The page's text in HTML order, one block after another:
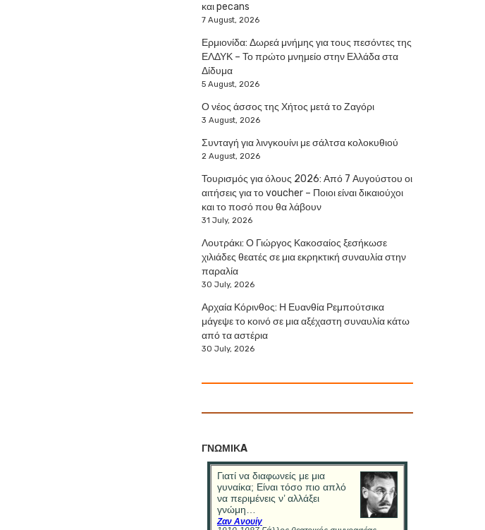
και pecans
7 August, 2026
Ερμιονίδα: Δωρεά μνήμης για τους πεσόντες της
ΕΛΔΥΚ – Το πρώτο μνημείο στην Ελλάδα στα
Δίδυμα
5 August, 2026
Ο νέος άσσος της Χήτος μετά το Ζαγόρι
3 August, 2026
Συνταγή για λινγκουίνι με σάλτσα κολοκυθιού
2 August, 2026
Τουρισμός για όλους 2026: Από 7 Αυγούστου οι
αιτήσεις για το voucher – Ποιοι είναι δικαιούχοι
και το ποσό που θα λάβουν
31 July, 2026
Λουτράκι: Ο Γιώργος Κακοσαίος ξεσήκωσε
χιλιάδες θεατές σε μια εκρηκτική συναυλία στην
παραλία
30 July, 2026
Αρχαία Κόρινθος: Η Ευανθία Ρεμπούτσικα
μάγεψε το κοινό σε μια αξέχαστη συναυλία κάτω
από τα αστέρια
30 July, 2026
ΓΝΩΜΙΚA